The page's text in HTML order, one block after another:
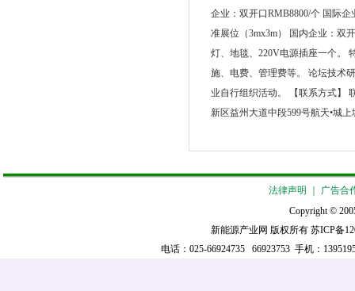
企业：双开口RMB8800/个 国际
准展位（3mx3m） 国内企业：双
灯、地毯、220V电源插座一个。
施、电费、管理费等。 论坛技术
业自行组织活动。 【联系方式】
新区益州大道中段599号航天•城上
法律声明
广告合
Copyright ©
新能源产业网 版权所有 苏ICP备
电话：025-66924735 66923753 手机：